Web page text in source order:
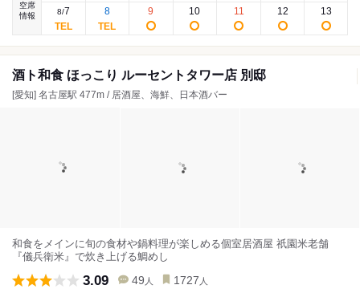
空席
情報
8/7 8 9 10 11 12 13
酒ト和食 ほっこり ルーセントタワー店 別邸
[愛知] 名古屋駅 477m / 居酒屋、海鮮、日本酒バー
和食をメインに旬の食材や鍋料理が楽しめる個室居酒屋 祇園米老舗
『儀兵衛米』で炊き上げる鯛めし
3.09 49 人 1727 人